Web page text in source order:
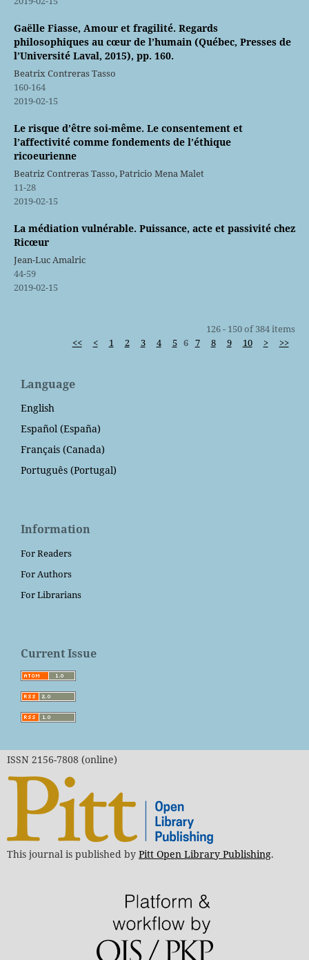
Gaëlle Fiasse, Amour et fragilité. Regards
philosophiques au cœur de l’humain (Québec, Presses de
l’Université Laval, 2015), pp. 160.
Beatrix Contreras Tasso
160-164
2019-02-15
Le risque d’être soi-même. Le consentement et
l’affectivité comme fondements de l’éthique
ricoeurienne
Beatriz Contreras Tasso, Patricio Mena Malet
11-28
2019-02-15
La médiation vulnérable. Puissance, acte et passivité chez
Ricœur
Jean-Luc Amalric
44-59
2019-02-15
126 - 150 of 384 items
<<
< 1 2 3 4 5 6 7 8 9 10 > >>
Language
English
Español (España)
Français (Canada)
Português (Portugal)
Information
For Readers
For Authors
For Librarians
Current Issue
ISSN 2156-7808 (online)
This journal is published by Pitt Open Library Publishing.